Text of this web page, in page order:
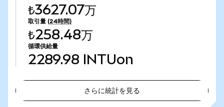
₺3627.07万
取引量 (24時間)
₺258.48万
循環供給量
2289.98 INTUon
さらに統計を見る